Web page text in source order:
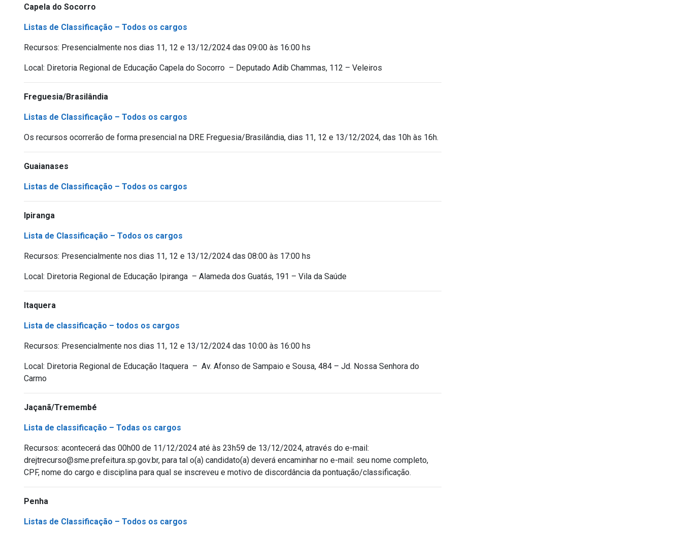
Capela do Socorro
Listas de Classificação – Todos os cargos
Recursos: Presencialmente nos dias 11, 12 e 13/12/2024 das 09:00 às 16:00 hs
Local: Diretoria Regional de Educação Capela do Socorro – Deputado Adib Chammas, 112 – Veleiros
Freguesia/Brasilândia
Listas de Classificação – Todos os cargos
Os recursos ocorrerão de forma presencial na DRE Freguesia/Brasilândia, dias 11, 12 e 13/12/2024, das 10h às 16h.
Guaianases
Listas de Classificação – Todos os cargos
Ipiranga
Lista de Classificação – Todos os cargos
Recursos: Presencialmente nos dias 11, 12 e 13/12/2024 das 08:00 às 17:00 hs
Local: Diretoria Regional de Educação Ipiranga – Alameda dos Guatás, 191 – Vila da Saúde
Itaquera
Lista de classificação – todos os cargos
Recursos: Presencialmente nos dias 11, 12 e 13/12/2024 das 10:00 às 16:00 hs
Local: Diretoria Regional de Educação Itaquera – Av. Afonso de Sampaio e Sousa, 484 – Jd. Nossa Senhora do
Carmo
Jaçanã/Tremembé
Lista de classificação – Todas os cargos
Recursos: acontecerá das 00h00 de 11/12/2024 até às 23h59 de 13/12/2024, através do e-mail:
drejtrecurso@sme.prefeitura.sp.gov.br, para tal o(a) candidato(a) deverá encaminhar no e-mail: seu nome completo,
CPF, nome do cargo e disciplina para qual se inscreveu e motivo de discordância da pontuação/classificação.
Penha
Listas de Classificação – Todos os cargos